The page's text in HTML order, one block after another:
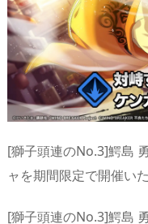
[獅子頭連のNo.3]鰐島
ャを期間限定で開催いた
[獅子頭連のNo.3]鰐島